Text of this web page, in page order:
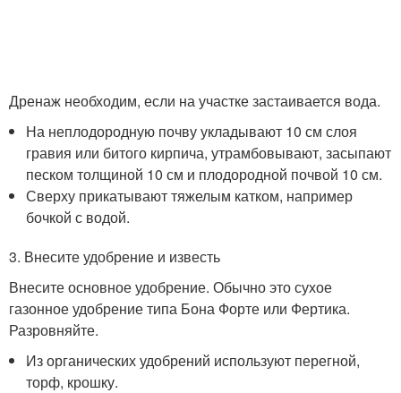
Дренаж необходим, если на участке застаивается вода.
На непло­дородную почву укладывают 10 см слоя
гравия или битого кир­пича, утрамбовывают, засы­пают
песком толщиной 10 см и плодородной почвой 10 см.
Сверху прикатывают тяжелым катком, например
бочкой с во­дой.
3. Внесите удобрение и известь
Внесите основное удобрение. Обычно это сухое
газонное удобрение типа Бона Форте или Фертика.
Разровняйте.
Из орга­нических удобрений используют перегной,
торф, крошку.